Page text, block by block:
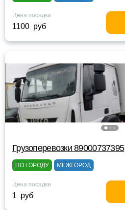
Цена посадки
1100 руб
Грузоперевозки 89000737395
ПО ГОРОДУ МЕЖГОРОД
Цена посадки
1 руб